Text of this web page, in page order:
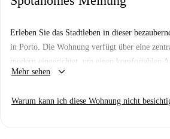
Erleben Sie das Stadtleben in dieser
in Porto. Die Wohnung verfügt über eine
modern eingerichtet, um einen komfortablen
gewährleisten. Rauchen und
Geschirrspüler und Backofen ausgestattet und
Mehr sehen keyboard_arrow_down
Warum kann ich diese Wohnung nicht